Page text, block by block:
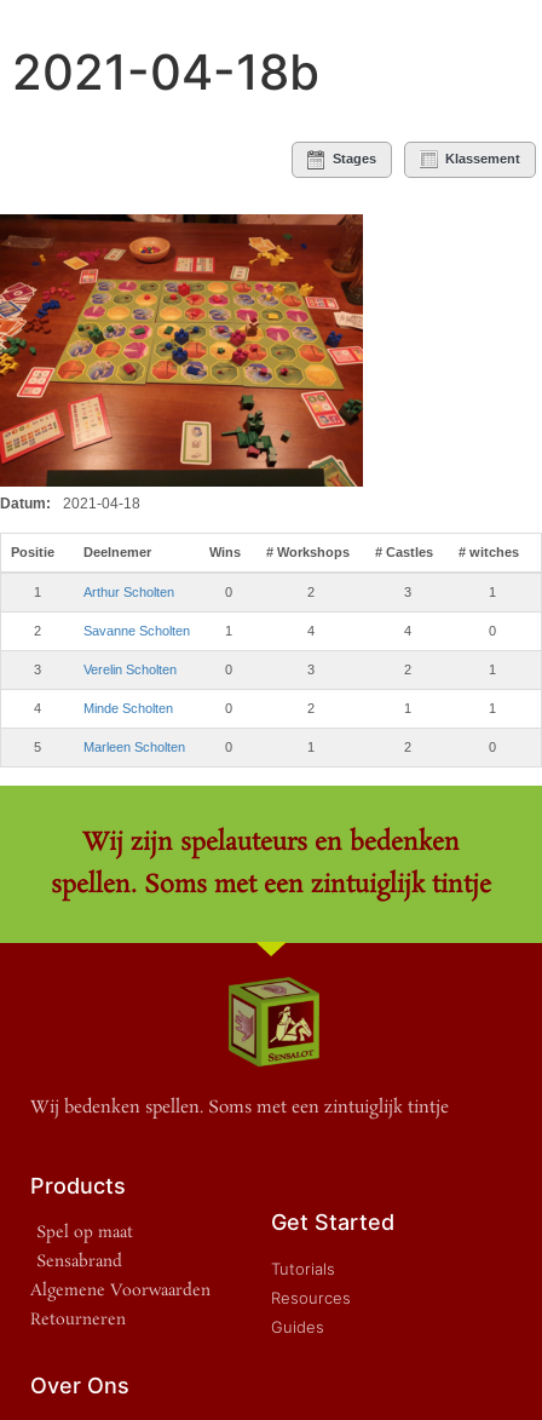
2021-04-18b
Stages Klassement
Datum: 2021-04-18
Positie Deelnemer Wins # Workshops # Castles # witches
1 Arthur Scholten 0 2 3 1
2 Savanne Scholten 1 4 4 0
3 Verelin Scholten 0 3 2 1
4 Minde Scholten 0 2 1 1
5 Marleen Scholten 0 1 2 0
Wij zijn spelauteurs en bedenken
spellen. Soms met een zintuiglijk tintje
Wij bedenken spellen. Soms met een zintuiglijk tintje
Products
Spel op maat
Sensabrand
Algemene Voorwaarden
Retourneren
Get Started
Tutorials
Resources
Guides
Over Ons